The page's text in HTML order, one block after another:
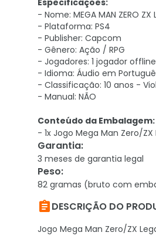
Especificações:
- Nome: MEGA MAN ZERO ZX
- Plataforma: PS4
- Publisher: Capcom
- Gênero: Ação / RPG
- Jogadores: 1 jogador offline
- Idioma: Áudio em
- Classificação: 10 anos -
- Manual: NÃO
Conteúdo da Embalagem:
- 1x Jogo Mega Man Zero/
Garantia:
3 meses de garantia legal
Peso:
82 gramas (bruto com
DESCRIÇÃO DO
Jogo Mega Man Zero/ZX